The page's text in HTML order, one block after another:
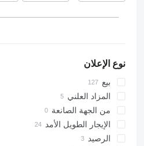
نوع الإعلان
بيع
المزاد العلني
من الجهة الصانعة
الإيجار الطويل الأمد
الرصيد